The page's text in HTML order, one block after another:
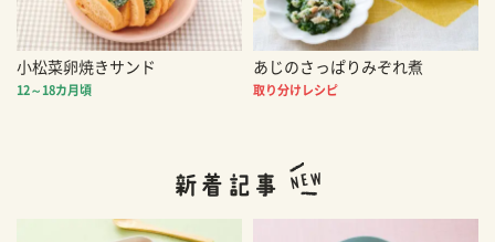
小松菜卵焼きサンド
12～18カ月頃
あじのさっぱりみぞれ煮
取り分けレシピ